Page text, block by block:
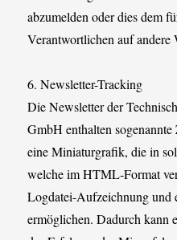
abzumelden oder dies dem
Verantwortlichen auf andere
6. Newsletter-Tracking
Die Newsletter der
GmbH enthalten
eine Miniaturgrafik, die in
welche im HTML-Format
Logdatei-Aufzeichnung und
ermöglichen. Dadurch kann